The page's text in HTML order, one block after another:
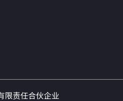
限责任合伙企业